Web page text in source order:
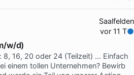
Saalfelden
vor 11 T
w/d)
8, 16, 20 oder 24 (Teilzeit) … Einfach
einem tollen Unternehmen? Bewirb